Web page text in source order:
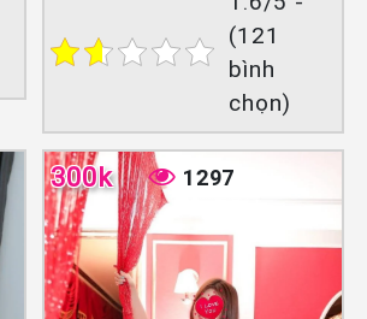
(121
bình
chọn)
300k 1297